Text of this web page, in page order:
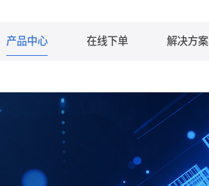
产品中心 在线下单 解决方案